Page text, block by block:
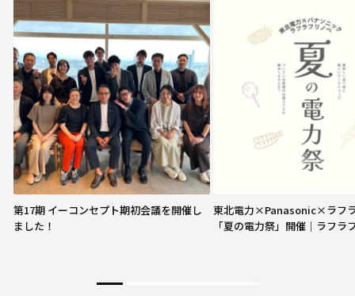
第17期 イーコンセプト期初会議を開催し
ました！
東北電力×Panasonic×ラフ
「夏の電力祭」開催｜ラフラ